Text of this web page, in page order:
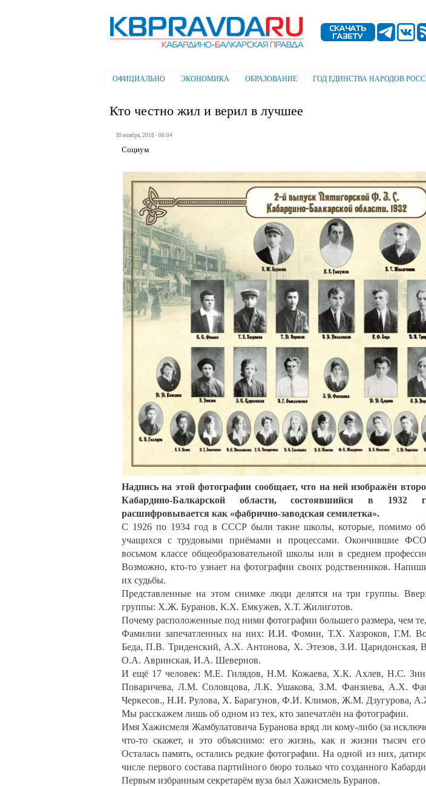
содержанию
Электронная газета "Кабардино-
Балкарская правда"
Главное меню
ОФИЦИАЛЬНО ЭКОНОМИКА ОБРАЗОВАНИЕ ГОД ЕДИНСТВА НАРОДОВ
Кто честно жил и верил в лучшее
30 ноября, 2018 - 06:04
Социум
Надпись на этой фотографии сообщает, что на ней изображён
Кабардино-Балкарской области, состоявшийся в 1932
расшифровывается как «фабрично-заводская семилетка».
С 1926 по 1934 год в СССР были такие школы, которые, помимо
учащихся с трудовыми приёмами и процессами. Окончившие
восьмом классе общеобразовательной школы или в среднем
Возможно, кто-то узнает на фотографии своих родственников.
их судьбы.
Представленные на этом снимке люди делятся на три группы.
группы: Х.Ж. Буранов, К.Х. Емкужев, Х.Т. Жилиготов.
Почему расположенные под ними фотографии большего размера, чем те,
Фамилии запечатленных на них: И.И. Фомин, Т.Х. Хазроков, Г.М.
Беда, П.В. Триденский, А.Х. Антонова, Х. Этезов, З.И. Царидонская,
О.А. Авринская, И.А. Шевернов.
И ещё 17 человек: М.Е. Гилядов, Н.М. Кожаева, Х.К. Ахлев, Н.С.
Поваричева, Л.М. Соловцова, Л.К. Ушакова, З.М. Фанзиева, А.Х.
Черкесов., Н.И. Рулова, Х. Барагунов, Ф.И. Климов, Ж.М. Дзугурова,
Мы расскажем лишь об одном из тех, кто запечатлён на фотографии.
Имя Хажисмеля Жамбулатовича Буранова вряд ли кому-либо (за
что-то скажет, и это объяснимо: его жизнь, как и жизни тысяч его
Осталась память, остались редкие фотографии. На одной из них,
числе первого состава партийного бюро только что созданного
Первым избранным секретарём вуза был Хажисмель Буранов.